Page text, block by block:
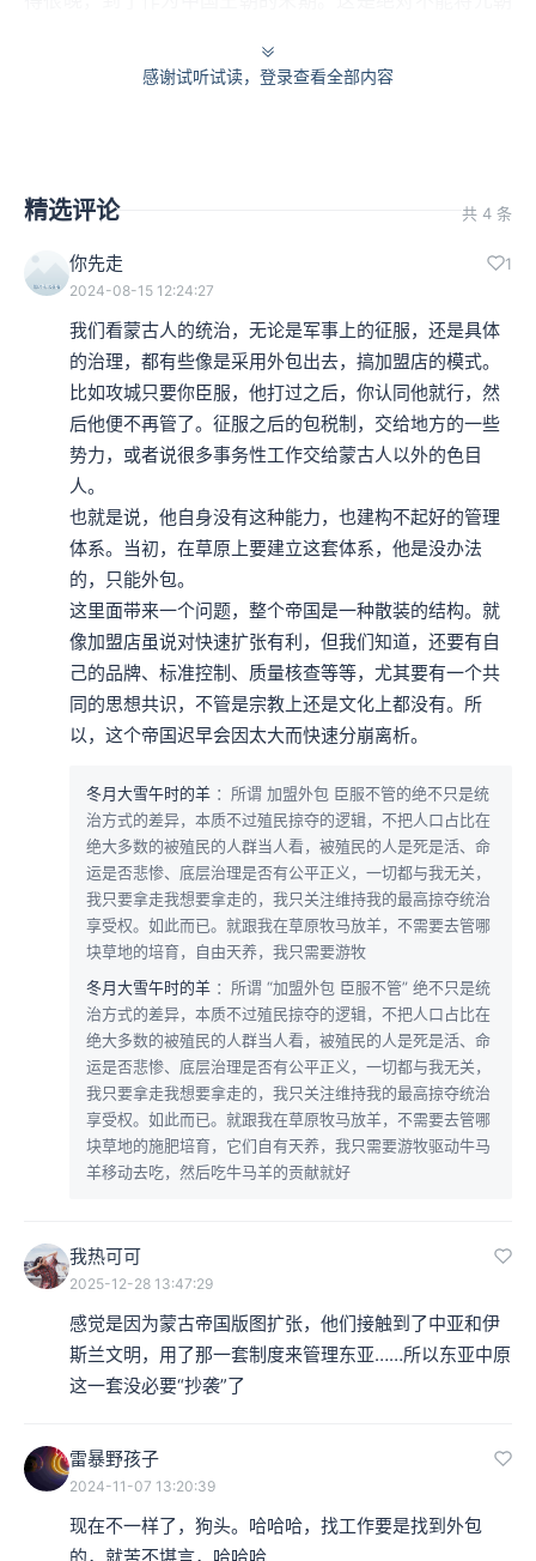
和之前的，例如北魏、辽朝，乃至于之后的清朝，混为一
谈的根本原因。辽、金从建立之初，就以双轨制进行统
式的文化与管理，乃至于农业社会式的生活与享受，进一
步得以影响、改变这些外族。
元朝的行政特点与层级分布
本集编辑：dy、小蝉
感谢试听试读，登录查看全部内容
精选评论 共 4 条
你先走 1
2024-08-15 12:24:27
我们看蒙古人的统治，无论是军事上的征服，还是具体
的治理，都有些像是采用外包出去，搞加盟店的模式。
比如攻城只要你臣服，他打过之后，你认同他就行，然
后他便不再管了。征服之后的包税制，交给地方的一些
势力，或者说很多事务性工作交给蒙古人以外的色目
人。
也就是说，他自身没有这种能力，也建构不起好的管理
体系。当初，在草原上要建立这套体系，他是没办法
的，只能外包。
这里面带来一个问题，整个帝国是一种散装的结构。就
像加盟店虽说对快速扩张有利，但我们知道，还要有自
己的品牌、标准控制、质量核查等等，尤其要有一个共
同的思想共识，不管是宗教上还是文化上都没有。所
以，这个帝国迟早会因太大而快速分崩离析。
冬月大雪午时的羊 ：所谓 加盟外包 臣服不管的绝不只是统
治方式的差异，本质不过殖民掠夺的逻辑，不把人口占比在
绝大多数的被殖民的人群当人看，被殖民的人是死是活、命
运是否悲惨、底层治理是否有公平正义，一切都与我无关，
我只要拿走我想要拿走的，我只关注维持我的最高掠夺统治
享受权。如此而已。就跟我在草原牧马放羊，不需要去管哪
块草地的培育，自由天养，我只需要游牧
冬月大雪午时的羊 ：所谓 “加盟外包 臣服不管” 绝不只是统
治方式的差异，本质不过殖民掠夺的逻辑，不把人口占比在
绝大多数的被殖民的人群当人看，被殖民的人是死是活、命
运是否悲惨、底层治理是否有公平正义，一切都与我无关，
我只要拿走我想要拿走的，我只关注维持我的最高掠夺统治
享受权。如此而已。就跟我在草原牧马放羊，不需要去管哪
块草地的施肥培育，它们自有天养，我只需要游牧驱动牛马
羊移动去吃，然后吃牛马羊的贡献就好
我热可可
2025-12-28 13:47:29
感觉是因为蒙古帝国版图扩张，他们接触到了中亚和伊
斯兰文明，用了那一套制度来管理东亚……所以东亚中原
这一套没必要“抄袭”了
雷暴野孩子
2024-11-07 13:20:39
现在不一样了，狗头。哈哈哈，找工作要是找到外包
的，就苦不堪言，哈哈哈